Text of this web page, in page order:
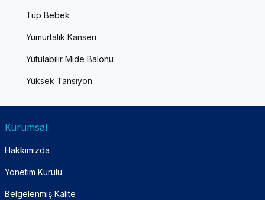
Tüp Bebek
Yumurtalık Kanseri
Yutulabilir Mide Balonu
Yüksek Tansiyon
Kurumsal
Hakkımızda
Yönetim Kurulu
Belgelenmiş Kalite